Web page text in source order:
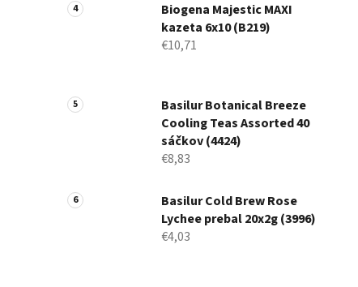
Biogena Majestic MAXI
kazeta 6x10 (B219)
€10,71
Basilur Botanical Breeze
Cooling Teas Assorted 40
sáčkov (4424)
€8,83
Basilur Cold Brew Rose
Lychee prebal 20x2g (3996)
€4,03